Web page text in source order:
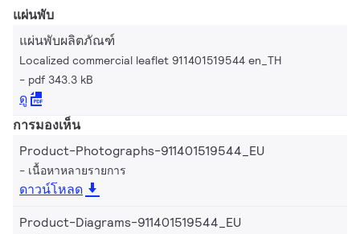
แผ่นพับ
แผ่นพับผลิตภัณฑ์
Localized commercial leaflet 911401519544 en_TH
pdf 343.3 kB
ดู
การมองเห็น
Product-Photographs-911401519544_EU
เนื้อหาหลายรายการ
ดาวน์โหลด
Product-Diagrams-911401519544_EU